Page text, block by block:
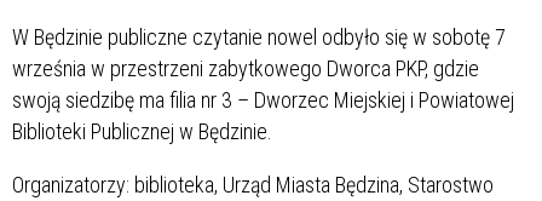
W Będzinie publiczne czytanie nowel odbyło się w sobotę 7
września w przestrzeni zabytkowego Dworca PKP, gdzie
swoją siedzibę ma filia nr 3 – Dworzec Miejskiej i Powiatowej
Biblioteki Publicznej w Będzinie.
Organizatorzy: biblioteka, Urząd Miasta Będzina, Starostwo